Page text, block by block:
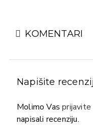
KOMENTARI
Napišite
Molimo Vasprijavite
napisali recenziju.